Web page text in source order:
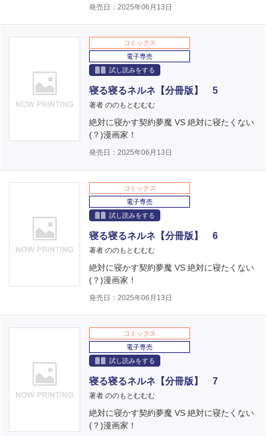
発売日：2025年06月13日
コミックス
電子専売
試し読みをする
寝る寝るネルネ【分冊版】 5
著者 ののもとむむむ
絶対に寝かす契約夢魔 VS 絶対に寝たくない
(？)漫画家！
発売日：2025年06月13日
コミックス
電子専売
試し読みをする
寝る寝るネルネ【分冊版】 6
著者 ののもとむむむ
絶対に寝かす契約夢魔 VS 絶対に寝たくない
(？)漫画家！
発売日：2025年06月13日
コミックス
電子専売
試し読みをする
寝る寝るネルネ【分冊版】 7
著者 ののもとむむむ
絶対に寝かす契約夢魔 VS 絶対に寝たくない
(？)漫画家！